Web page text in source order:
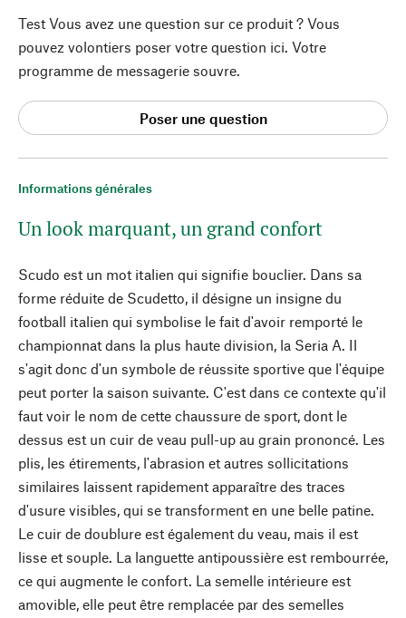
Informations générales
Un look marquant, un grand confort
Scudo est un mot italien qui signifie bouclier. Dans sa
forme réduite de Scudetto, il désigne un insigne du
football italien qui symbolise le fait d'avoir remporté le
championnat dans la plus haute division, la Seria A. Il
s'agit donc d'un symbole de réussite sportive que l'équipe
peut porter la saison suivante. C'est dans ce contexte qu'il
faut voir le nom de cette chaussure de sport, dont le
dessus est un cuir de veau pull-up au grain prononcé. Les
plis, les étirements, l'abrasion et autres sollicitations
similaires laissent rapidement apparaître des traces
d'usure visibles, qui se transforment en une belle patine.
Le cuir de doublure est également du veau, mais il est
lisse et souple. La languette antipoussière est rembourrée,
ce qui augmente le confort. La semelle intérieure est
amovible, elle peut être remplacée par des semelles
Test Vous avez une question sur ce produit ? Vous
pouvez volontiers poser votre question ici. Votre
programme de messagerie souvre.
Poser une question